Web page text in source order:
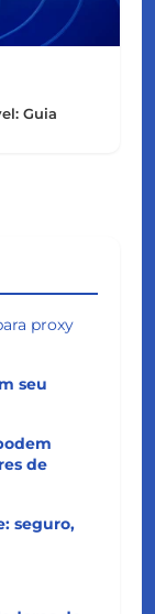
Guia
proxy
seu
de
seguro,